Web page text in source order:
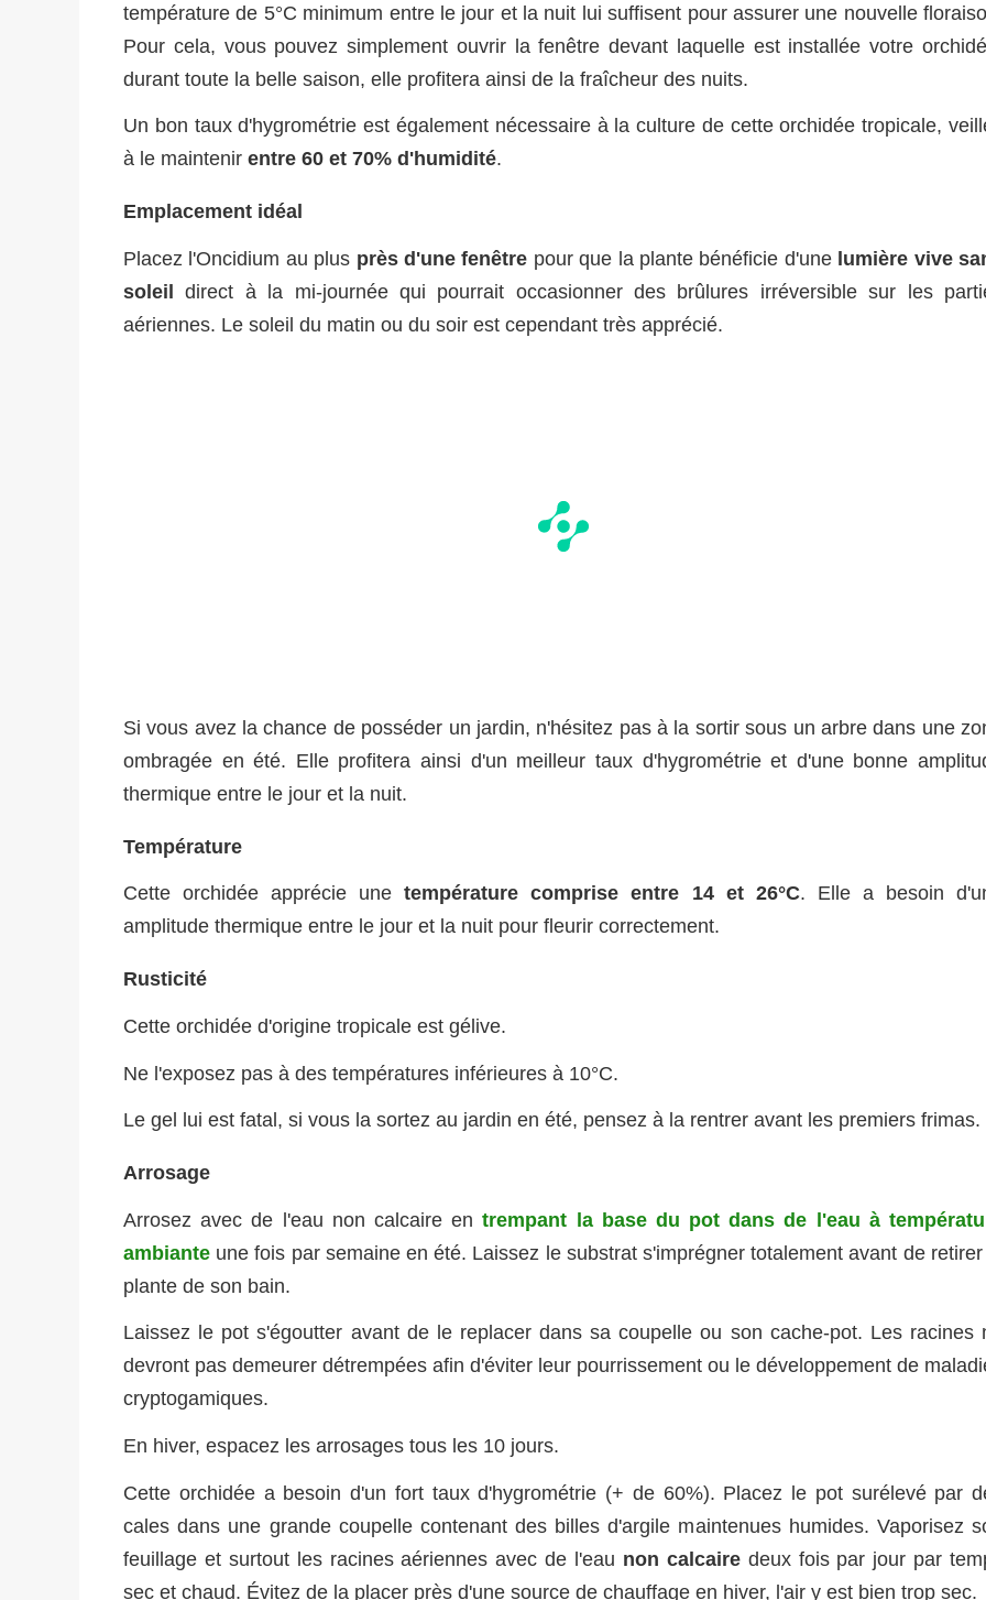
température de 5°C minimum entre le jour et la nuit lui suffisent pour assurer une nouvelle
Pour cela, vous pouvez simplement ouvrir la fenêtre devant laquelle est installée votre
durant toute la belle saison, elle profitera ainsi de la fraîcheur des nuits.
Un bon taux d'hygrométrie est également nécessaire à la culture de cette orchidée tropicale,
à le maintenir entre 60 et 70% d'humidité.
Emplacement idéal
Placez l'Oncidium au plus près d'une fenêtre pour que la plante bénéficie d'une lumière vive
soleil direct à la mi-journée qui pourrait occasionner des brûlures irréversible sur les
aériennes. Le soleil du matin ou du soir est cependant très apprécié.
Si vous avez la chance de posséder un jardin, n'hésitez pas à la sortir sous un arbre dans une
ombragée en été. Elle profitera ainsi d'un meilleur taux d'hygrométrie et d'une bonne
thermique entre le jour et la nuit.
Température
Cette orchidée apprécie unetempérature comprise entre 14 et 26°C. Elle a besoin
amplitude thermique entre le jour et la nuit pour fleurir correctement.
Rusticité
Cette orchidée d'origine tropicale est gélive.
Ne l'exposez pas à des températures inférieures à 10°C.
Le gel lui est fatal, si vous la sortez au jardin en été, pensez à la rentrer avant les premiers frimas.
Arrosage
Arrosez avec de l'eau non calcaire entrempant la base du pot dans de l'eau à
ambiante une fois par semaine en été. Laissez le substrat s'imprégner totalement avant de
plante de son bain.
Laissez le pot s'égoutter avant de le replacer dans sa coupelle ou son cache-pot. Les racines
devront pas demeurer détrempées afin d'éviter leur pourrissement ou le développement de
cryptogamiques.
En hiver, espacez les arrosages tous les 10 jours.
Cette orchidée a besoin d'un fort taux d'hygrométrie (+ de 60%). Placez le pot surélevé par
cales dans une grande coupelle contenant des billes d'argile maintenues humides. Vaporisez
feuillage et surtout les racines aériennes avec de l'eau non calcairedeux fois par jour par
sec et chaud. Évitez de la placer près d'une source de chauffage en hiver, l'air y est bien trop sec.